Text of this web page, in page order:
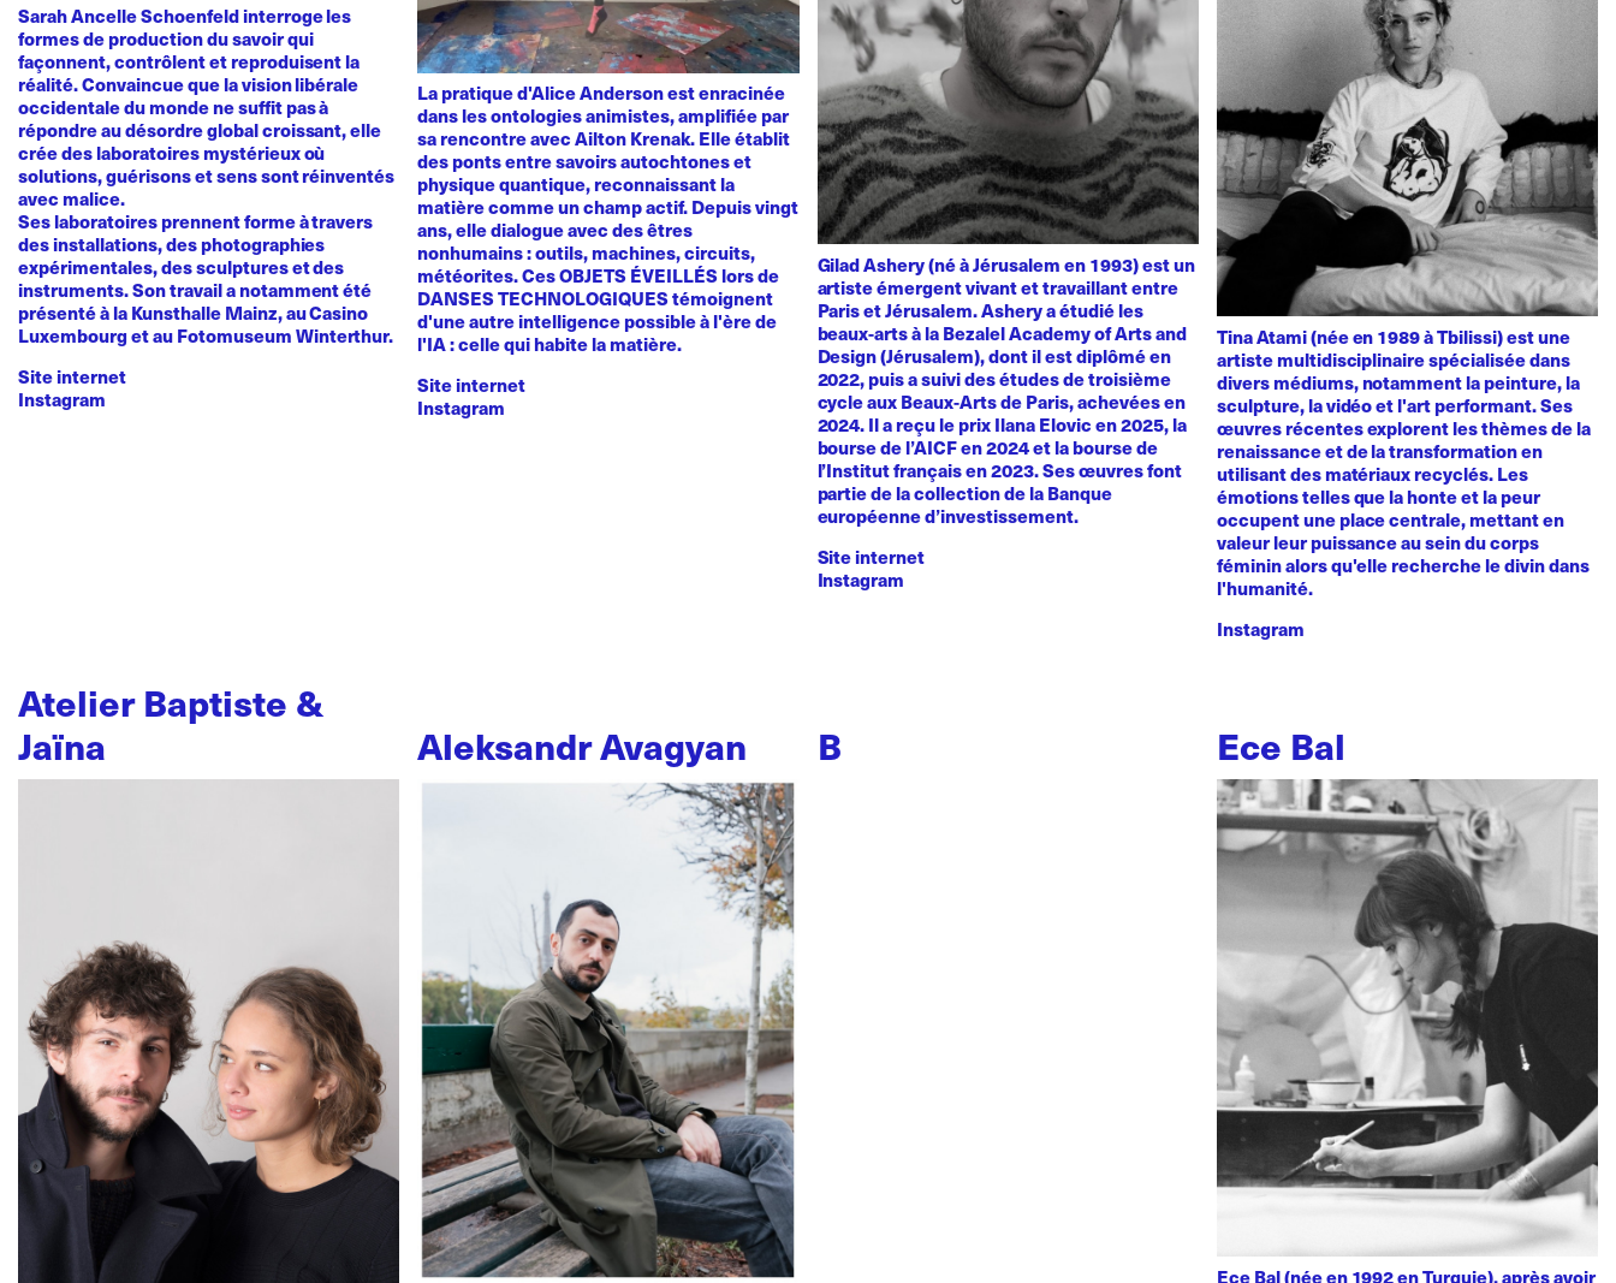
Sarah Ancelle Schoenfeld interroge les
formes de production du savoir qui
façonnent, contrôlent et reproduisent la
réalité. Convaincue que la vision libérale
occidentale du monde ne suffit pas à
répondre au désordre global croissant, elle
crée des laboratoires mystérieux où
solutions, guérisons et sens sont réinventés
avec malice.
Ses laboratoires prennent forme à travers
des installations, des photographies
expérimentales, des sculptures et des
instruments. Son travail a notamment été
présenté à la Kunsthalle Mainz, au Casino
Luxembourg et au Fotomuseum Winterthur.
Site internet
Instagram
La pratique d'Alice Anderson est enracinée
dans les ontologies animistes, amplifiée par
sa rencontre avec Ailton Krenak. Elle établit
des ponts entre savoirs autochtones et
physique quantique, reconnaissant la
matière comme un champ actif. Depuis vingt
ans, elle dialogue avec des êtres
nonhumains : outils, machines, circuits,
météorites. Ces OBJETS ÉVEILLÉS lors de
DANSES TECHNOLOGIQUES témoignent
d'une autre intelligence possible à l'ère de
l'IA : celle qui habite la matière.
Site internet
Instagram
Gilad Ashery (né à Jérusalem en 1993) est un
artiste émergent vivant et travaillant entre
Paris et Jérusalem. Ashery a étudié les
beaux-arts à la Bezalel Academy of Arts and
Design (Jérusalem), dont il est diplômé en
2022, puis a suivi des études de troisième
cycle aux Beaux-Arts de Paris, achevées en
2024. Il a reçu le prix Ilana Elovic en 2025, la
bourse de l’AICF en 2024 et la bourse de
l’Institut français en 2023. Ses œuvres font
partie de la collection de la Banque
européenne d’investissement.
Site internet
Instagram
Tina Atami (née en 1989 à Tbilissi) est une
artiste multidisciplinaire spécialisée dans
divers médiums, notamment la peinture, la
sculpture, la vidéo et l'art performant. Ses
œuvres récentes explorent les thèmes de la
renaissance et de la transformation en
utilisant des matériaux recyclés. Les
émotions telles que la honte et la peur
occupent une place centrale, mettant en
valeur leur puissance au sein du corps
féminin alors qu'elle recherche le divin dans
l'humanité.
Instagram
Atelier Baptiste &
Jaïna
Aleksandr Avagyan B Ece Bal
Ece Bal (née en 1992 en Turquie), après avoir